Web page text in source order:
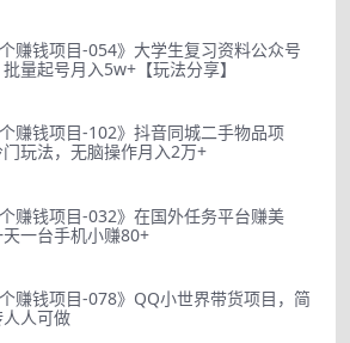
个赚钱项目-054》大学生复习资料公众号
量起号月入5w+【玩法分享】
个赚钱项目-102》抖音同城二手物品项
门玩法，无脑操作月入2万+
个赚钱项目-032》在国外任务平台赚美
一台手机小赚80+
个赚钱项目-078》QQ小世界带货项目，简
人可做